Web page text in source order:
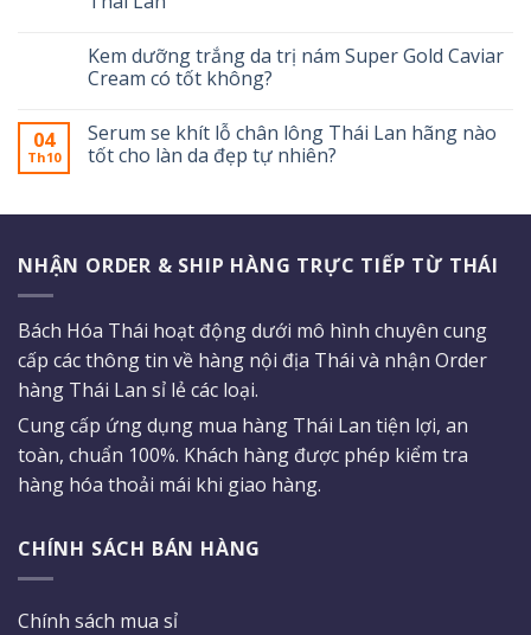
Kem dưỡng trắng da trị nám Super Gold Caviar
Cream có tốt không?
04
Th10
Serum se khít lỗ chân lông Thái Lan hãng nào
tốt cho làn da đẹp tự nhiên?
NHẬN ORDER & SHIP HÀNG TRỰC TIẾP TỪ THÁI
Bách Hóa Thái hoạt động dưới mô hình chuyên cung
cấp các thông tin về hàng nội địa Thái và nhận Order
hàng Thái Lan sỉ lẻ các loại.
Cung cấp ứng dụng mua hàng Thái Lan tiện lợi, an
toàn, chuẩn 100%. Khách hàng được phép kiểm tra
hàng hóa thoải mái khi giao hàng.
CHÍNH SÁCH BÁN HÀNG
Chính sách mua sỉ